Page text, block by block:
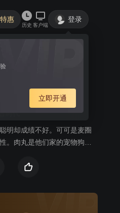
惠
历史 客户端
登录
立即开通
险 简介
时代
明却成绩不好。可可是麦圈
。肉丸是他们家的宠物狗，
穿越到远古时代的河姆渡，
世上无难事只怕有心人的道